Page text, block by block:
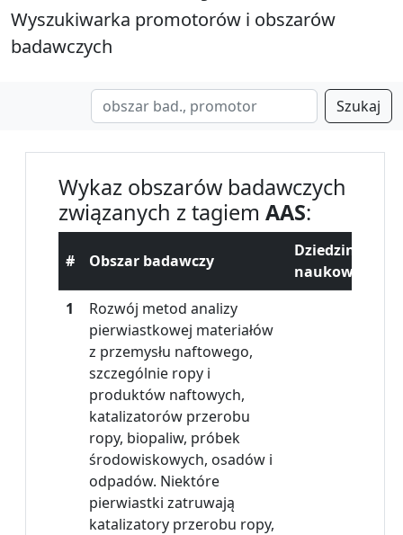
Wyszukiwarka promotorów i obszarów
badawczych
Szukaj
Wykaz obszarów badawczych
związanych z tagiem AAS:
# Obszar badawczy
Dziedzina
naukowa
1
Rozwój metod analizy
pierwiastkowej materiałów
z przemysłu naftowego,
szczególnie ropy i
produktów naftowych,
katalizatorów przerobu
ropy, biopaliw, próbek
środowiskowych, osadów i
odpadów. Niektóre
pierwiastki zatruwają
katalizatory przerobu ropy,